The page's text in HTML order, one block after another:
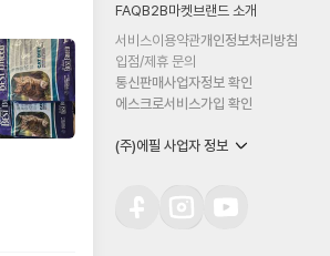
FAQB2B마켓 브랜드 소개
서비스이용약관개인정보처리방침
입점/제휴 문의
통신판매사업자정보 확인
에스크로서비스가입 확인
(주)에필 사업자 정보